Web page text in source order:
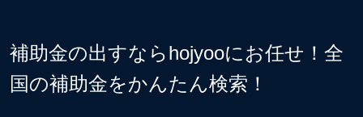
補助金の出すならhojyooにお任せ！全
国の補助金をかんたん検索！